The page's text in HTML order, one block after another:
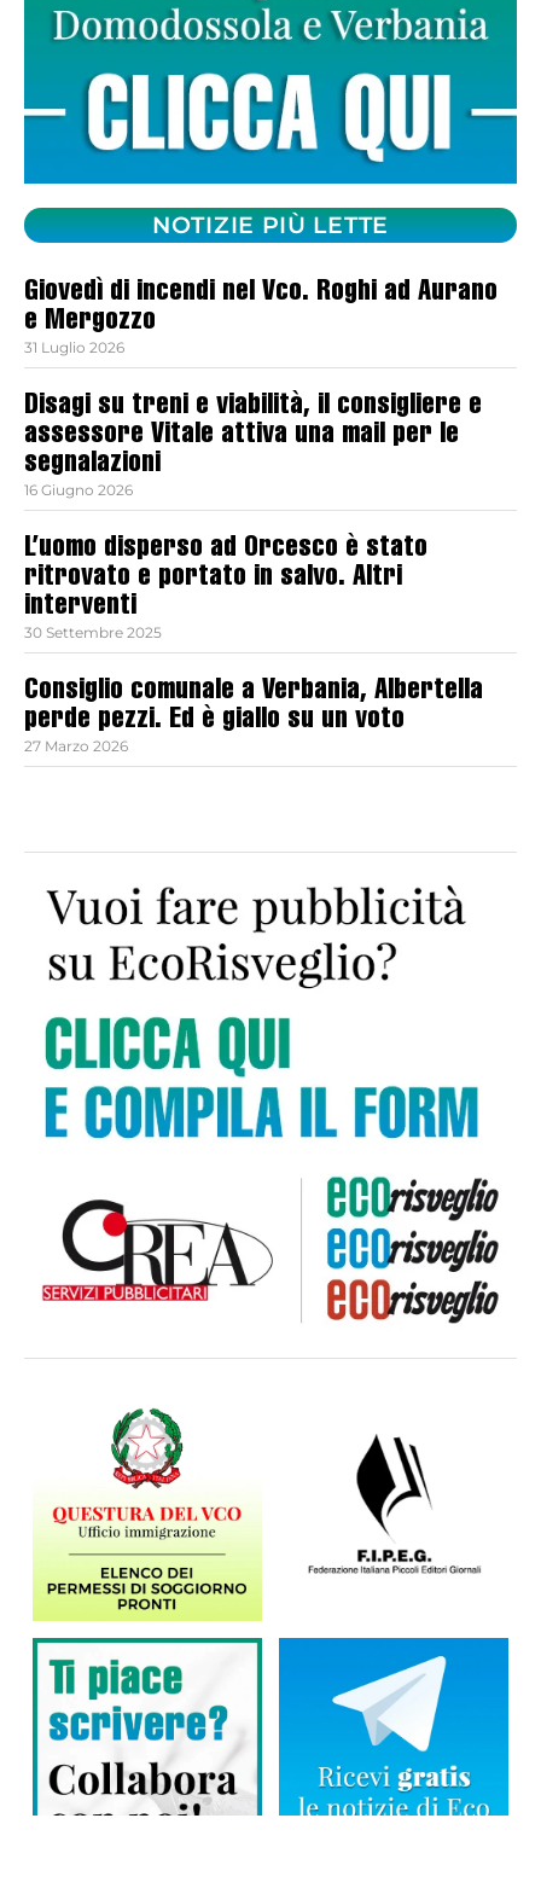
NOTIZIE PIÙ LETTE
Giovedì di incendi nel Vco. Roghi ad Aurano
e Mergozzo
31 Luglio 2026
Disagi su treni e viabilità, il consigliere e
assessore Vitale attiva una mail per le
segnalazioni
16 Giugno 2026
L’uomo disperso ad Orcesco è stato
ritrovato e portato in salvo. Altri
interventi
30 Settembre 2025
Consiglio comunale a Verbania, Albertella
perde pezzi. Ed è giallo su un voto
27 Marzo 2026